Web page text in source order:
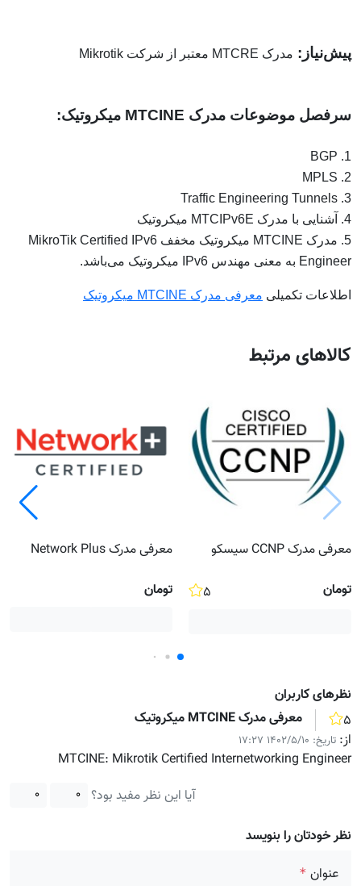
پیش‌نیاز: مدرک MTCRE معتبر از شرکت Mikrotik
سرفصل موضوعات مدرک MTCINE میکروتیک:
1. BGP
2. MPLS
3. Traffic Engineering Tunnels
4. آشنایی با مدرک MTCIPv6E میکروتیک
5. مدرک MTCINE میکروتیک مخفف MikroTik Certified IPv6
Engineer به معنی مهندس IPv6 میکروتیک می‌باشد.
اطلاعات تکمیلی معرفی مدرک MTCINE میکروتیک
کالاهای مرتبط
معرفی مدرک CCNP سیسکو
۵ تومان
معرفی مدرک Network Plus
تومان
نظر‌های کاربران
۵
معرفی مدرک MTCINE میکروتیک
از: تاریخ: ۱۴۰۲/۵/۱۰ ۱۷:۲۷
MTCINE: Mikrotik Certified Internetworking Engineer
آیا این نظر مفید بود؟
۰ ۰
نظر خودتان را بنویسد
عنوان *